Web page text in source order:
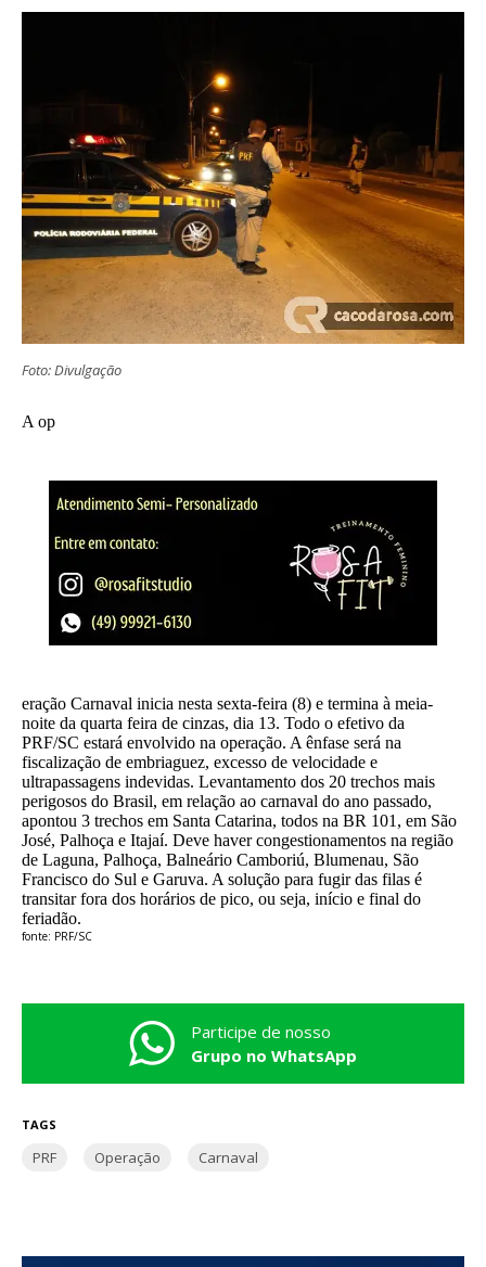
Foto: Divulgação
A op
eração Carnaval inicia nesta sexta-feira (8) e termina à meia-
noite da quarta feira de cinzas, dia 13. Todo o efetivo da
PRF/SC estará envolvido na operação. A ênfase será na
fiscalização de embriaguez, excesso de velocidade e
ultrapassagens indevidas. Levantamento dos 20 trechos mais
perigosos do Brasil, em relação ao carnaval do ano passado,
apontou 3 trechos em Santa Catarina, todos na BR 101, em São
José, Palhoça e Itajaí. Deve haver congestionamentos na região
de Laguna, Palhoça, Balneário Camboriú, Blumenau, São
Francisco do Sul e Garuva. A solução para fugir das filas é
transitar fora dos horários de pico, ou seja, início e final do
feriadão.
fonte: PRF/SC
Participe de nosso
Grupo no WhatsApp
TAGS
PRF Operação Carnaval